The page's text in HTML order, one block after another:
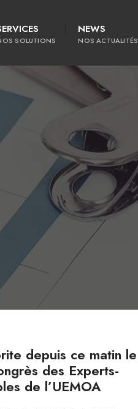
SOLUTIONS
NEWS
NOS ACTUALITÉS
depuis ce matin le
des Experts-
de l’UEMOA